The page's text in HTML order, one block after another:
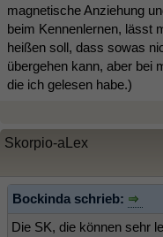
magnetische Anziehung
beim Kennenlernen, lässt
heißen soll, dass sowas
übergehen kann, aber bei
die ich gelesen habe.)
Skorpio-aLex
Bockinda schrieb:
Die SK, die können sehr